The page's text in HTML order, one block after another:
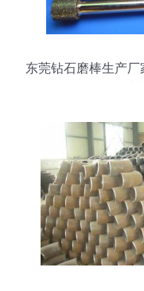
东莞钻石磨棒生产